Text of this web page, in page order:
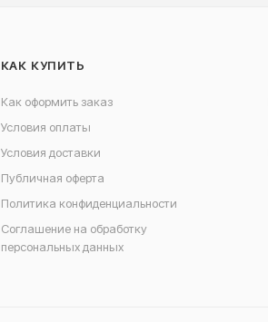
КАК КУПИТЬ
Как оформить заказ
Условия оплаты
Условия доставки
Публичная оферта
Политика конфиденциальности
Соглашение на обработку
персональных данных